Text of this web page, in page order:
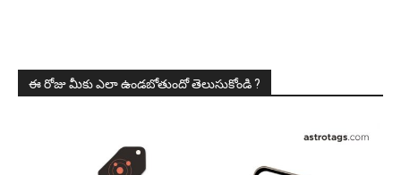
ఈ రోజు మీకు ఎలా ఉండబోతుందో తెలుసుకోండి ?